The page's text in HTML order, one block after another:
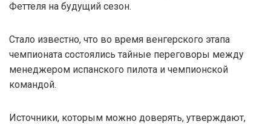
Феттеля на будущий сезон.
Стало известно, что во время венгерского этапа
чемпионата состоялись тайные переговоры между
менеджером испанского пилота и чемпионской
командой.
Источники, которым можно доверять, утверждают,